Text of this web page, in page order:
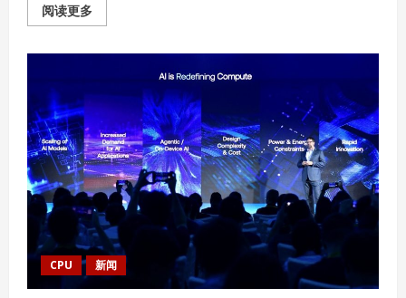
阅读更多Read
more
帧
帧
制
霸
——
AMD
携
京
东、
联
想
共
启
“返
校
季
CPU 新闻